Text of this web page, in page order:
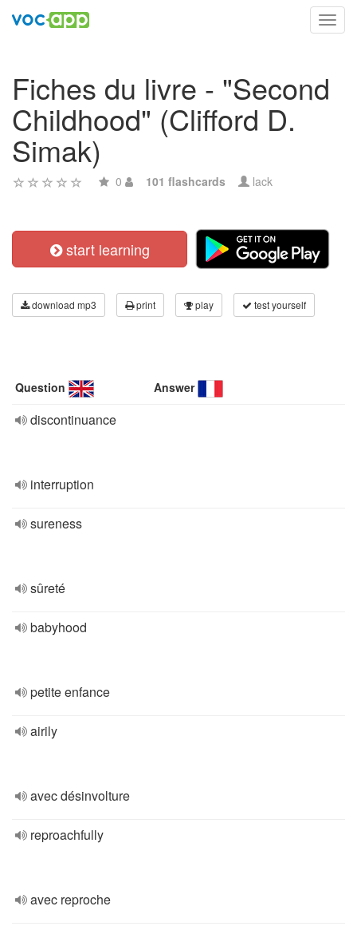
Fiches du livre - "Second
Childhood" (Clifford D.
Simak)
0 101 flashcards lack
start learning
download mp3 print play test yourself
Question Answer
discontinuance
interruption
sureness
sûreté
babyhood
petite enfance
airily
avec désinvolture
reproachfully
avec reproche